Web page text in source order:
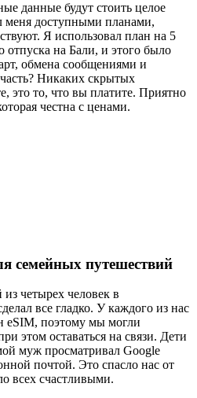
данные будут стоить целое
меня доступными планами,
Я использовал план на 5
отпуска на Бали, и этого было
обмена сообщениями и
Никаких скрытых
это то, что вы платите. Приятно
честна с ценами.
семейных путешествий
четырех человек в
все гладко. У каждого из нас
eSIM, поэтому мы могли
этом оставаться на связи. Дети
муж просматривал Google
почтой. Это спасло нас от
всех счастливыми.